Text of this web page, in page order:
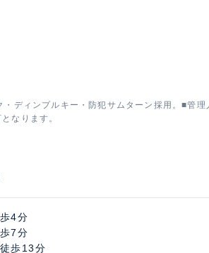
ディンプルキー・防犯サムターン採用。■管
なります。
4分
7分
歩13分